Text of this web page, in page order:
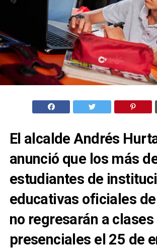
El alcalde Andrés
anunció que los más
estudiantes de
educativas oficiales
no regresarán a clases
presenciales el 25 de